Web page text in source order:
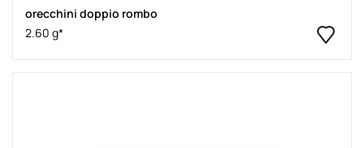
orecchini doppio rombo
2.60 g*